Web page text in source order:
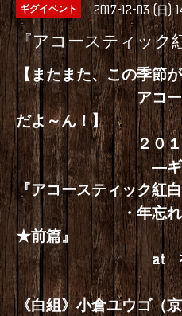
ギグイベント 2017-12-03 (日)
『アコースティック
【またまた、この季節
アコースティ
だよ～ん！】
２０１７年１
―ギグのつ
『アコースティック紅
・年忘れスペシ
★前篇』
at 神戸スタ
【出
《白組》小倉ユウゴ（